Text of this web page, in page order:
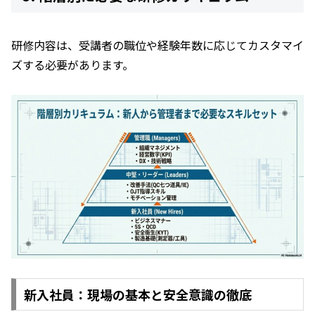
研修内容は、受講者の職位や経験年数に応じてカスタマイ
ズする必要があります。
新入社員：現場の基本と安全意識の徹底